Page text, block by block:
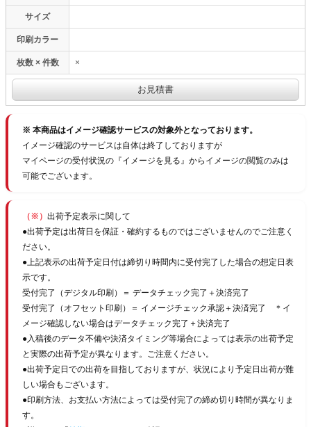
サイズ
印刷カラー
枚数 × 件数 ×
※ 本商品はイメージ確認サービスの対象外となっております。
イメージ確認のサービスは自体は終了しておりますが
マイページの受付状況の『イメージを見る』からイメージの閲覧のみは
可能でございます。
（※） 出荷予定表示に関して
●出荷予定は出荷日を保証・確約するものではございませんのでご注意く
ださい。
●上記表示の出荷予定日付は締切り時間内に受付完了した場合の想定日表
示です。
受付完了（デジタル印刷）＝ データチェック完了＋決済完了
受付完了（オフセット印刷）＝ イメージチェック承認＋決済完了 ＊イ
メージ確認しない場合はデータチェック完了＋決済完了
●入稿後のデータ不備や決済タイミング等場合によっては表示の出荷予定
と実際の出荷予定が異なります。ご注意ください。
●出荷予定日での出荷を目指しておりますが、状況により予定日出荷が難
しい場合もございます。
●印刷方法、お支払い方法によっては受付完了の締め切り時間が異なりま
す。